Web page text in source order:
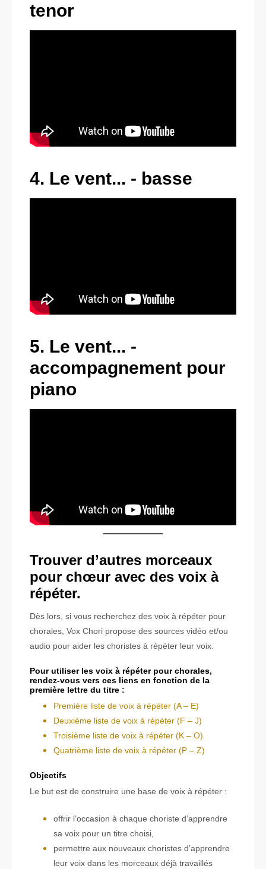
tenor
4. Le vent... - basse
5. Le vent... -
accompagnement pour
piano
Trouver d’autres morceaux
pour chœur avec des voix à
répéter.
Dès lors, si vous recherchez des voix à répéter pour
chorales, Vox Chori propose des sources vidéo et/ou
audio pour aider les choristes à répéter leur voix.
Pour utiliser les voix à répéter pour chorales,
rendez-vous vers ces liens en fonction de la
première lettre du titre :
Première liste de voix à répéter (A – E)
Deuxième liste de voix à répéter (F – J)
Troisième liste de voix à répéter (K – O)
Quatrième liste de voix à répéter (P – Z)
Objectifs
Le but est de construire une base de voix à répéter :
offrir l’occasion à chaque choriste d’apprendre
sa voix pour un titre choisi,
permettre aux nouveaux choristes d’apprendre
leur voix dans les morceaux déjà travaillés